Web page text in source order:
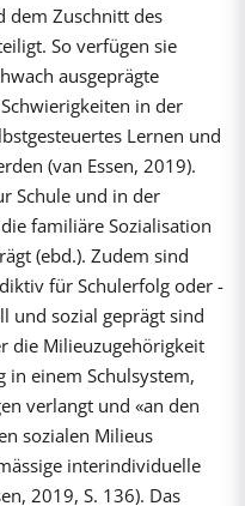
dem Zuschnitt des
So verfügen sie
ausgeprägte
in der
Lernen und
(van Essen, 2019).
Schule und in der
familiäre Sozialisation
(ebd.). Zudem sind
für Schulerfolg oder -
und sozial geprägt sind
die Milieuzugehörigkeit
in einem Schulsystem,
verlangt und «an den
sozialen Milieus
interindividuelle
2019, S. 136). Das